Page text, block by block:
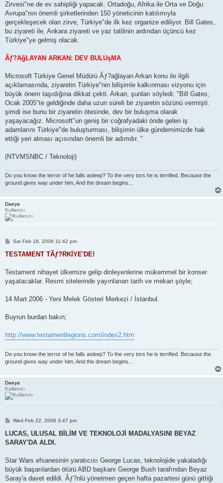
Zirvesi"ne de ev sahipliği yapacak. Ortadoğu, Afrika ile Orta ve Doğu
Avrupa"nın önemli şirketlerinden 150 yöneticinin katılımıyla
gerçekleşecek olan zirve, Türkiye"de ilk kez organize ediliyor. Bill Gates,
bu ziyareti ile, Ankara ziyareti ve yaz tatilinin ardından üçüncü kez
Türkiye"ye gelmiş olacak.
Ãƒ?AğLAYAN ARKAN: DEV BULUşMA
Microsoft Türkiye Genel Müdürü Ãƒ?ağlayan Arkan konu ile ilgili
açıklamasında, ziyaretin Türkiye"nin bilişimle kalkınması vizyonu için
büyük önem taşıdığına dikkat çekti. Arkan, şunları söyledi: "Bill Gates,
Ocak 2005"te geldiğinde daha uzun süreli bir ziyaretin sözünü vermişti.
şimdi ise bunu bir ziyaretin ötesinde, dev bir buluşma olarak
yaşayacağız. Microsoft"un geniş bir coğrafyadaki önde gelen iş
adamlarını Türkiye"de buluşturması, bilişimin ülke gündemimizde hak
ettiği yeri alması açısından önemli bir adımdır. "
(NTVMSNBC / Teknoloji)
Do you know the terror of he falls asleep? To the very tors he is terrified. Because the
ground gives way under him, And the dream begins...
Daeya
Kullanıcı
P
s
Sat Feb 18, 2006 11:42 pm
TESTAMENT TÃƒ?RKİYE'DE!
Testament nihayet ülkemize gelip dinleyenlerine mükemmel bir konser
yaşatacaklar. Resmi sitelerinde yayınlanan tarih ve mekan şöyle;
14 Mart 2006 - Yeni Melek Gösteri Merkezi / İstanbul.
Buyrun burdan bakın;
http://www.testamentlegions.com/index2.htm
Do you know the terror of he falls asleep? To the very tors he is terrified. Because the
ground gives way under him, And the dream begins...
Daeya
Kullanıcı
P
s
Wed Feb 22, 2006 3:47 pm
LUCAS, ULUSAL BİLİM VE TEKNOLOJİ MADALYASINI BEYAZ
SARAY'DA ALDI.
Star Wars efsanesinin yaratıcısı George Lucas, teknolojide yakaladığı
büyük başarılardan ötürü ABD başkanı George Bush tarafından Beyaz
Saray'a davet edildi. Ãƒ?nlü yönetmen geçen hafta pazartesi günü gittiği